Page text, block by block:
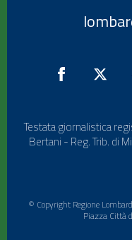
Testata giornalistica
Bertani - Reg. Trib. di
© Copyright Regione
Piazza Città